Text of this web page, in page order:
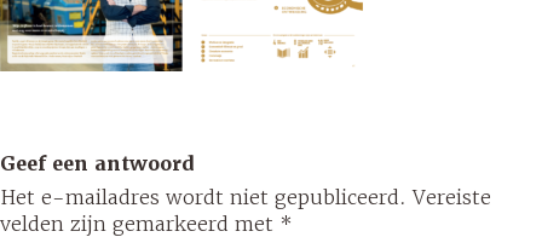
Geef een antwoord
Het e-mailadres wordt niet gepubliceerd. Vereiste
velden zijn gemarkeerd met *